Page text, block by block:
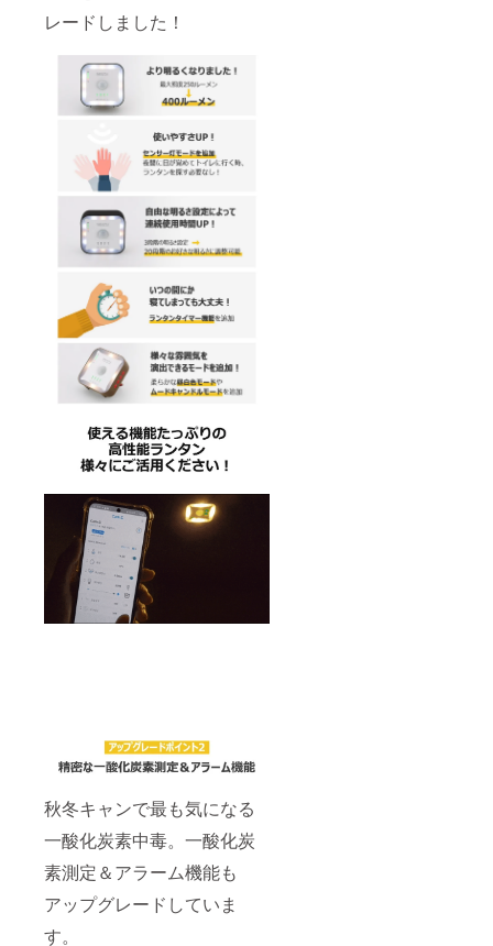
レードしました！
秋冬キャンで最も気になる
一酸化炭素中毒。一酸化炭
素測定＆アラーム機能も
アップグレードしていま
す。